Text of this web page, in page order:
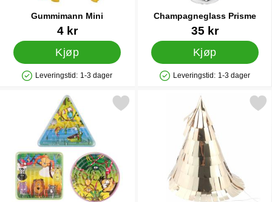
Gummimann Mini
Varenummer 12483
4 kr
Kjøp
Produkttilgjengelighet: På lager
Leveringstid: 1-3 dager
Champagneglass Prisme
Varenummer 44977
35 kr
Kjøp
Produkttilgjengelighet: På lager
Leveringstid: 1-3 dager
Merk labyrintspill Jungel som favorittMerk festhatter med Frynser